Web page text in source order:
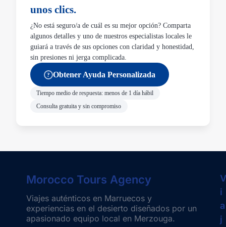
unos clics.
¿No está seguro/a de cuál es su mejor opción? Comparta
algunos detalles y uno de nuestros especialistas locales le
guiará a través de sus opciones con claridad y honestidad,
sin presiones ni jerga complicada.
? Obtener Ayuda Personalizada
Tiempo medio de respuesta: menos de 1 día hábil
Consulta gratuita y sin compromiso
Morocco Tours Agency
Viajes auténticos en Marruecos y
experiencias en el desierto diseñados por un
apasionado equipo local en Merzouga.
V
i
a
j